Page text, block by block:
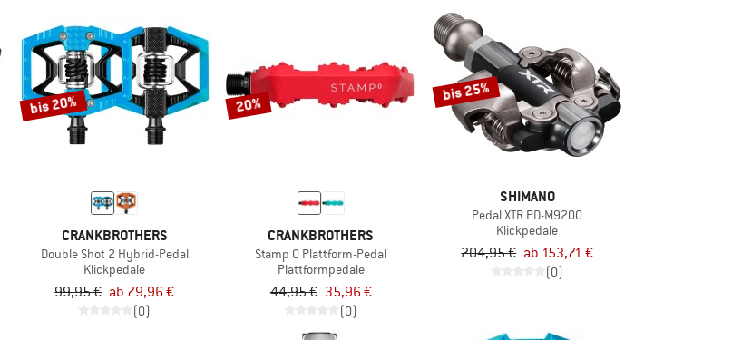
bis 20%
CRANKBROTHERS
Double Shot 2 Hybrid-Pedal
Klickpedale
99,95 € ab 79,96 €
(0)
20%
CRANKBROTHERS
Stamp 0 Plattform-Pedal
Plattformpedale
44,95 € 35,96 €
(0)
bis 25%
SHIMANO
Pedal XTR PD-M9200
Klickpedale
204,95 € ab 153,71 €
(0)